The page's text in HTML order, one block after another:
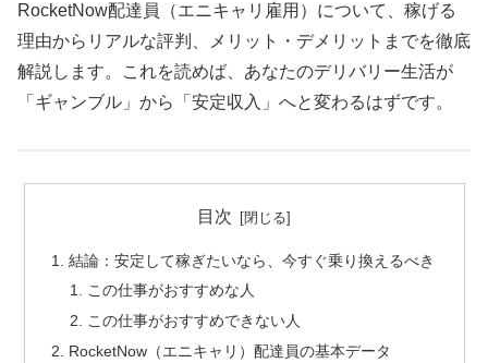
RocketNow配達員（エニキャリ雇用）について、稼げる
理由からリアルな評判、メリット・デメリットまでを徹底
解説します。これを読めば、あなたのデリバリー生活が
「ギャンブル」から「安定収入」へと変わるはずです。
目次
結論：安定して稼ぎたいなら、今すぐ乗り換えるべき
この仕事がおすすめな人
この仕事がおすすめできない人
RocketNow（エニキャリ）配達員の基本データ